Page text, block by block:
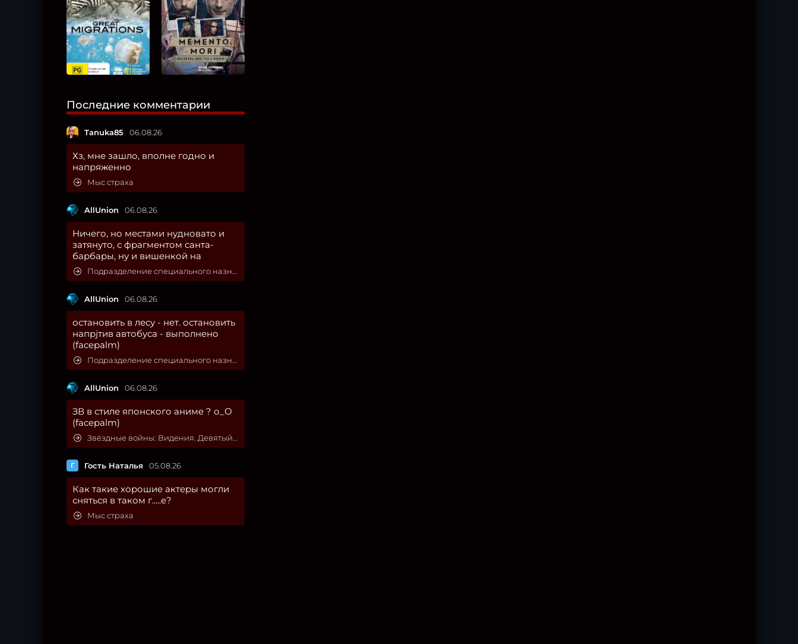
Последние комментарии
Tanuka85 06.08.26
Хз, мне зашло, вполне годно и
напряженно
Мыс страха
AllUnion 06.08.26
Ничего, но местами нудновато и
затянуто, с фрагментом санта-
барбары, ну и вишенкой на
Подразделение специального назначения
AllUnion 06.08.26
остановить в лесу - нет. остановить
напрjтив автобуса - выполнено
(facepalm)
Подразделение специального назначения
AllUnion 06.08.26
ЗВ в стиле японского аниме ? о_О
(facepalm)
Звёздные войны: Видения. Девятый джедай
Г Гость Наталья 05.08.26
Как такие хорошие актеры могли
сняться в таком г.....е?
Мыс страха